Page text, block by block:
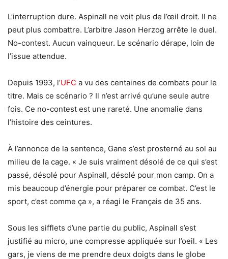
L’interruption dure. Aspinall ne voit plus de l’œil droit. Il ne
peut plus combattre. L’arbitre Jason Herzog arrête le duel.
No-contest. Aucun vainqueur. Le scénario dérape, loin de
l’issue attendue.
Depuis 1993, l’UFC a vu des centaines de combats pour le
titre. Mais ce scénario ? Il n’est arrivé qu’une seule autre
fois. Ce no-contest est une rareté. Une anomalie dans
l’histoire des ceintures.
À l’annonce de la sentence, Gane s’est prosterné au sol au
milieu de la cage. « Je suis vraiment désolé de ce qui s’est
passé, désolé pour Aspinall, désolé pour mon camp. On a
mis beaucoup d’énergie pour préparer ce combat. C’est le
sport, c’est comme ça », a réagi le Français de 35 ans.
Sous les sifflets d’une partie du public, Aspinall s’est
justifié au micro, une compresse appliquée sur l’oeil. « Les
gars, je viens de me prendre deux doigts dans le globe